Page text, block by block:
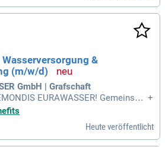
&
(m/w/d)
GmbH | Grafschaft
EURAWASSER! Gemeinsam
Technik und erfahrenen Te
Bewerben Sie sich jetzt als Te
Wasserversorgung & Abwasser
+
Heute veröffentlicht